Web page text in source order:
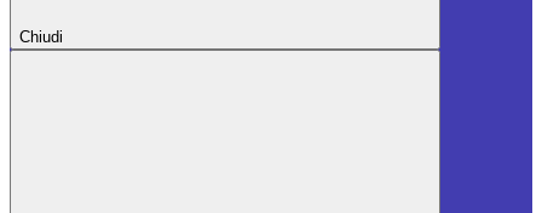
Chiudi